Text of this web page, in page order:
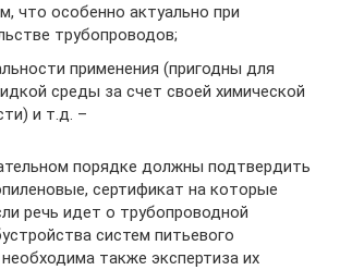
что особенно актуально при
трубопроводов;
применения (пригодны для
среды за счет своей химической
и т.д. –
порядке должны подтвердить
сертификат на которые
речь идет о трубопроводной
систем питьевого
также экспертиза их